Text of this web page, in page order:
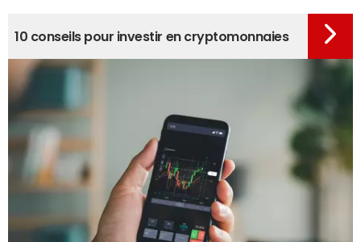
10 conseils pour investir en cryptomonnaies